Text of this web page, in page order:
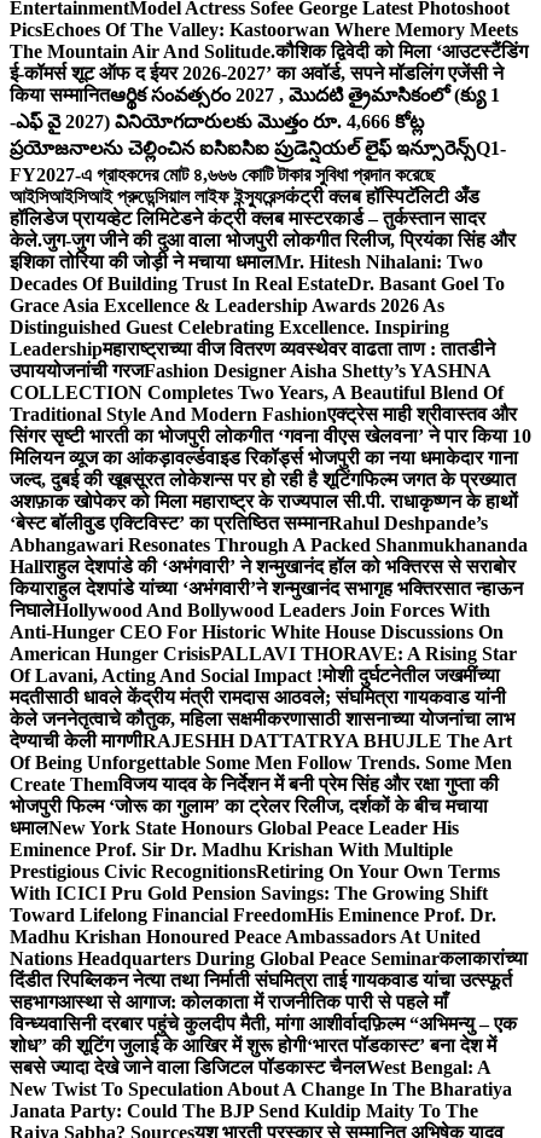
EntertainmentModel Actress Sofee George Latest Photoshoot
PicsEchoes Of The Valley: Kastoorwan Where Memory Meets
The Mountain Air And Solitude.कौशिक द्विवेदी को मिला ‘आउटस्टैंडिंग
ई-कॉमर्स शूट ऑफ द ईयर 2026-2027’ का अवॉर्ड, सपने मॉडलिंग एजेंसी ने
किया सम्मानितఆర్థిక సంవత్సరం 2027 , మొదటి త్రైమాసికంలో (క్యు 1
-ఎఫ్ వై 2027) వినియోగదారులకు మొత్తం రూ. 4,666 కోట్ల
ప్రయోజనాలను చెల్లించిన ఐసిఐసిఐ ప్రుడెన్షియల్ లైఫ్ ఇన్సూరెన్స్Q1-
FY2027-এ গ্রাহকদের মোট ৪,৬৬৬ কোটি টাকার সুবিধা প্রদান করেছে
আইসিআইসিআই প্রুডেন্সিয়াল লাইফ ইন্স্যুরেন্সकंट्री क्लब हॉस्पिटॅलिटी अँड
हॉलिडेज प्रायव्हेट लिमिटेडने कंट्री क्लब मास्टरकार्ड – तुर्कस्तान सादर
केले.जुग-जुग जीने की दुआ वाला भोजपुरी लोकगीत रिलीज, प्रियंका सिंह और
इशिका तोरिया की जोड़ी ने मचाया धमालMr. Hitesh Nihalani: Two
Decades Of Building Trust In Real EstateDr. Basant Goel To
Grace Asia Excellence & Leadership Awards 2026 As
Distinguished Guest Celebrating Excellence. Inspiring
Leadershipमहाराष्ट्राच्या वीज वितरण व्यवस्थेवर वाढता ताण : तातडीने
उपाययोजनांची गरजFashion Designer Aisha Shetty’s YASHNA
COLLECTION Completes Two Years, A Beautiful Blend Of
Traditional Style And Modern Fashionएक्ट्रेस माही श्रीवास्तव और
सिंगर सृष्टी भारती का भोजपुरी लोकगीत ‘गवना वीएस खेलवना’ ने पार किया 10
मिलियन व्यूज का आंकड़ावर्ल्डवाइड रिकॉर्ड्स भोजपुरी का नया धमाकेदार गाना
जल्द, दुबई की खूबसूरत लोकेशन्स पर हो रही है शूटिंगफिल्म जगत के प्रख्यात
अशफ़ाक खोपेकर को मिला महाराष्ट्र के राज्यपाल सी.पी. राधाकृष्णन के हाथों
‘बेस्ट बॉलीवुड एक्टिविस्ट’ का प्रतिष्ठित सम्मानRahul Deshpande’s
Abhangawari Resonates Through A Packed Shanmukhananda
Hallराहुल देशपांडे की ‘अभंगवारी’ ने शन्मुखानंद हॉल को भक्तिरस से सराबोर
कियाराहुल देशपांडे यांच्या ‘अभंगवारी’ने शन्मुखानंद सभागृह भक्तिरसात न्हाऊन
निघालेHollywood And Bollywood Leaders Join Forces With
Anti-Hunger CEO For Historic White House Discussions On
American Hunger CrisisPALLAVI THORAVE: A Rising Star
Of Lavani, Acting And Social Impact !मोशी दुर्घटनेतील जखमींच्या
मदतीसाठी धावले केंद्रीय मंत्री रामदास आठवले; संघमित्रा गायकवाड यांनी
केले जननेतृत्वाचे कौतुक, महिला सक्षमीकरणासाठी शासनाच्या योजनांचा लाभ
देण्याची केली मागणीRAJESHH DATTATRYA BHUJLE The Art
Of Being Unforgettable Some Men Follow Trends. Some Men
Create Themविजय यादव के निर्देशन में बनी प्रेम सिंह और रक्षा गुप्ता की
भोजपुरी फिल्म ‘जोरू का गुलाम’ का ट्रेलर रिलीज, दर्शकों के बीच मचाया
धमालNew York State Honours Global Peace Leader His
Eminence Prof. Sir Dr. Madhu Krishan With Multiple
Prestigious Civic RecognitionsRetiring On Your Own Terms
With ICICI Pru Gold Pension Savings: The Growing Shift
Toward Lifelong Financial FreedomHis Eminence Prof. Dr.
Madhu Krishan Honoured Peace Ambassadors At United
Nations Headquarters During Global Peace Seminarकलाकारांच्या
दिंडीत रिपब्लिकन नेत्या तथा निर्माती संघमित्रा ताई गायकवाड यांचा उत्स्फूर्त
सहभागआस्था से आगाज: कोलकाता में राजनीतिक पारी से पहले माँ
विन्ध्यवासिनी दरबार पहुंचे कुलदीप मैती, मांगा आशीर्वादफ़िल्म “अभिमन्यु – एक
शोध” की शूटिंग जुलाई के आखिर में शुरू होगी‘भारत पॉडकास्ट’ बना देश में
सबसे ज्यादा देखे जाने वाला डिजिटल पॉडकास्ट चैनलWest Bengal: A
New Twist To Speculation About A Change In The Bharatiya
Janata Party: Could The BJP Send Kuldip Maity To The
Rajya Sabha? Sourcesयश भारती पुरस्कार से सम्मानित अभिषेक यादव